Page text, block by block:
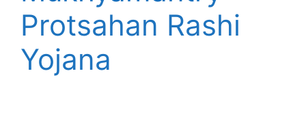
Protsahan Rashi
Yojana